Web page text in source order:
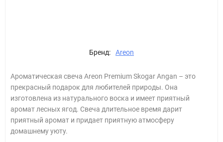
Бренд: Areon
Ароматическая свеча Areon Premium Skogar Angan – это
прекрасный подарок для любителей природы. Она
изготовлена из натурального воска и имеет приятный
аромат лесных ягод. Свеча длительное время дарит
приятный аромат и придает приятную атмосферу
домашнему уюту.